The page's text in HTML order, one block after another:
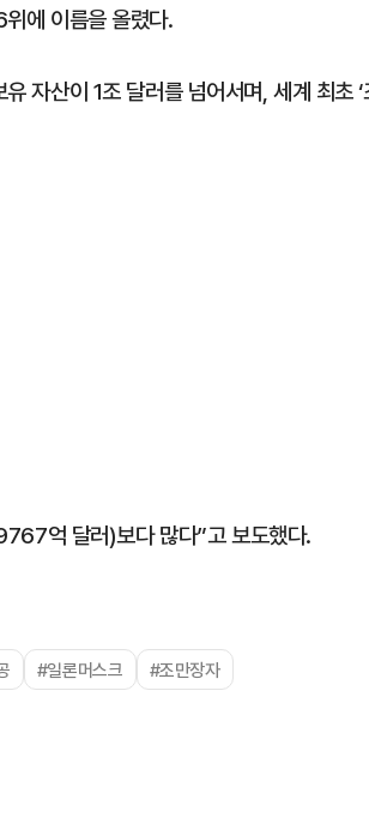
위에 이름을 올렸다.
자산이 1조 달러를 넘어서며, 세계 최초
억 달러)보다 많다”고 보도했다.
#일론머스크 #조만장자